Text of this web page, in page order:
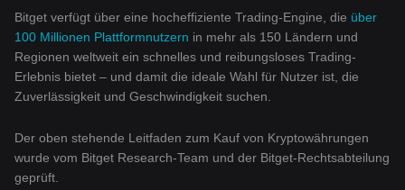
Bitget verfügt über eine hocheffiziente Trading-Engine, die über
100 Millionen Plattformnutzern in mehr als 150 Ländern und
Regionen weltweit ein schnelles und reibungsloses Trading-
Erlebnis bietet – und damit die ideale Wahl für Nutzer ist, die
Zuverlässigkeit und Geschwindigkeit suchen.
Der oben stehende Leitfaden zum Kauf von Kryptowährungen
wurde vom Bitget Research-Team und der Bitget-Rechtsabteilung
geprüft.